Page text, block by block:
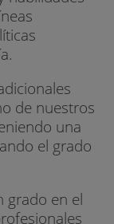
de nuestros
una
el grado
grado en el